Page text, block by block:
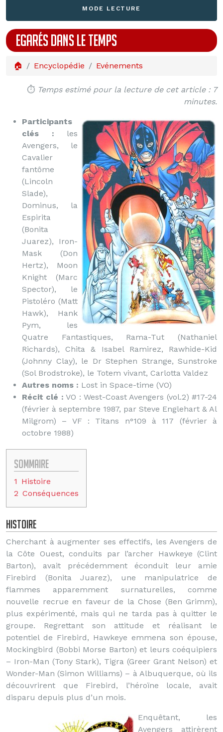
MODE LECTURE
EGARÉS DANS LE TEMPS
🏠 Encyclopédie Evénements
⏱️ Temps estimé pour la lecture de cet article : 7
minutes.
Participants
clés : les
Avengers, le
Cavalier
fantôme
(Lincoln
Slade),
Dominus, la
Espirita
(Bonita
Juarez), Iron-
Mask (Don
Hertz), Moon
Knight (Marc
Spector), le
Pistoléro (Matt
Hawk), Hank
Pym, les
Quatre Fantastiques, Rama-Tut (Nathaniel
Richards), Chita & Isabel Ramirez, Rawhide-Kid
(Johnny Clay), le Dr Stephen Strange, Sunstroke
(Sol Brodstroke), le Totem vivant, Carlotta Valdez
Autres noms : Lost in Space-time (VO)
Récit clé : VO : West-Coast Avengers (vol.2) #17-24
(février à septembre 1987, par Steve Englehart & Al
Milgrom) – VF : Titans n°109 à 117 (février à
octobre 1988)
Sommaire
1 Histoire
2 Conséquences
Histoire
Cherchant à augmenter ses effectifs, les Avengers de
la Côte Ouest, conduits par l’archer Hawkeye (Clint
Barton), avait précédemment éconduit leur amie
Firebird (Bonita Juarez), une manipulatrice de
flammes apparemment surnaturelles, comme
nouvelle recrue en faveur de la Chose (Ben Grimm),
plus expérimenté, mais qui ne tarda pas à quitter le
groupe. Regrettant son attitude et réalisant le
potentiel de Firebird, Hawkeye emmena son épouse,
Mockingbird (Bobbi Morse Barton) et leurs coéquipiers
– Iron-Man (Tony Stark), Tigra (Greer Grant Nelson) et
Wonder-Man (Simon Williams) – à Albuquerque, où ils
découvrirent que Firebird, l’héroïne locale, avait
disparu depuis plus d’un mois.
Enquêtant, les
Avengers attirèrent